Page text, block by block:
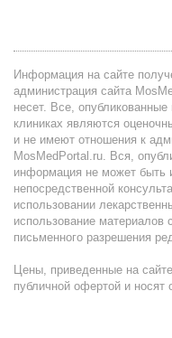
Информация на сайте
администрация сайта
несет. Все,
клиниках являются
и не имеют отношения к
MosMedPortal.ru. Вся,
информация не может быть
непосредственной
использовании
использование материалов
письменного разрешения
Цены, приведенные на
публичной офертой и носят